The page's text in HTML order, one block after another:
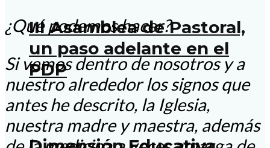
III Asamblea de Pastoral,
un paso adelante en el
PDP
¿Qué podemos hacer?
Si vemos dentro de nosotros y a
nuestro alrededor los signos que
antes he descrito, la Iglesia,
nuestra madre y maestra, además